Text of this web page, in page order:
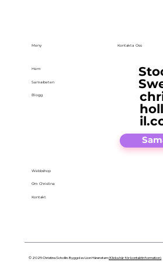
Meny
Hem
Samarbeten
Blogg
Webbshop
Om Christina
Kontakt
Kontakta Oss
© 2025 Christina Schollin. Byggd av Lion Härenstam(Klicka här för kontaktinformation)